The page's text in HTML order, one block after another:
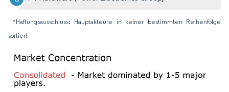
*Haftungsausschluss: Hauptakteure in keiner bestimmten Reihenfolge
sortiert